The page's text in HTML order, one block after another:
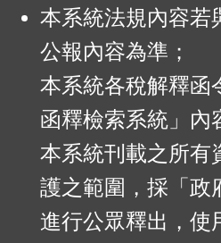
本系統法規內容若
公報內容為準；
本系統各稅解釋函
函釋檢索系統」內
本系統刊載之所有
護之範圍，採「政
進行公眾釋出，使